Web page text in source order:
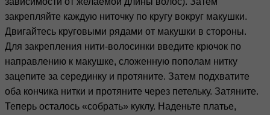
закрепляйте каждую ниточку по кругу вокруг макушки.
Двигайтесь круговыми рядами от макушки в стороны.
Для закрепления нити-волосинки введите крючок по
направлению к макушке, сложенную пополам нитку
зацепите за серединку и протяните. Затем подхватите
оба кончика нитки и протяните через петельку. Затяните.
Теперь осталось «собрать» куклу. Наденьте платье,